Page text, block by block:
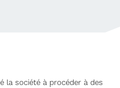
la société à procéder à des